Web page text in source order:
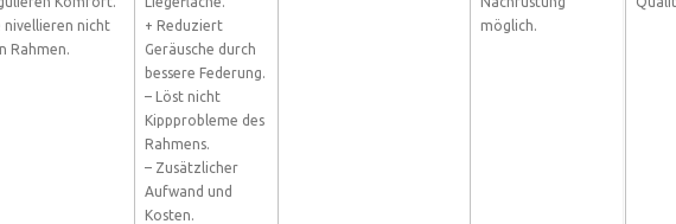
nivellieren nicht
Rahmen.
+ Reduziert
Geräusche durch
bessere Federung.
– Löst nicht
Kippprobleme des
Rahmens.
– Zusätzlicher
Aufwand und
Kosten.
möglich.